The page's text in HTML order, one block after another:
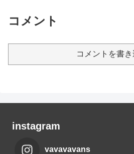
コメント
コメントを書き
instagram
vavavavans